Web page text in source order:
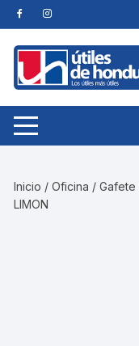
Skip
to
content
Inicio /Oficina /Gafete
LIMON